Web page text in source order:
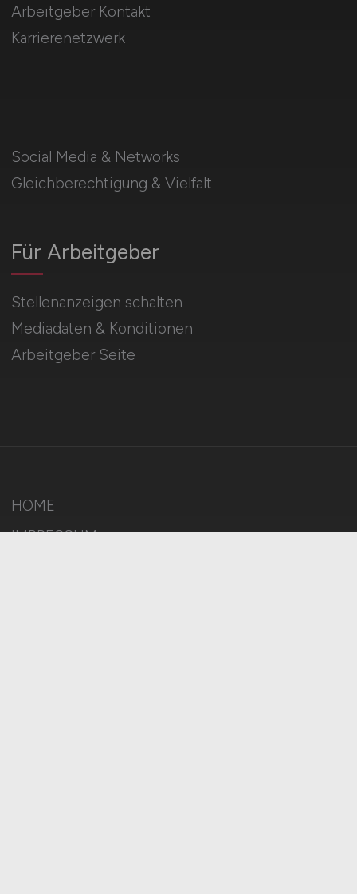
Social Media & Networks
Gleichberechtigung & Vielfalt
Für Arbeitgeber
Stellenanzeigen schalten
Mediadaten & Konditionen
Arbeitgeber Seite
Arbeitgeber Kontakt
Karrierenetzwerk
HOME
IMPRESSUM